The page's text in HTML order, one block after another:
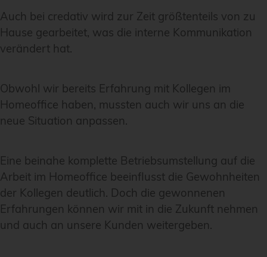
Auch bei credativ wird zur Zeit größtenteils von zu
Hause gearbeitet, was die interne Kommunikation
verändert hat.
Obwohl wir bereits Erfahrung mit Kollegen im
Homeoffice haben, mussten auch wir uns an die
neue Situation anpassen.
Eine beinahe komplette Betriebsumstellung auf die
Arbeit im Homeoffice beeinflusst die Gewohnheiten
der Kollegen deutlich. Doch die gewonnenen
Erfahrungen können wir mit in die Zukunft nehmen
und auch an unsere Kunden weitergeben.